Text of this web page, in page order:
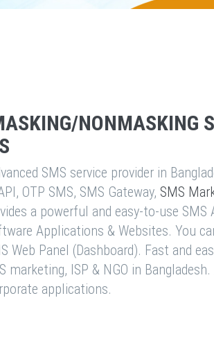
NONMASKING
SMS service provider in
OTP SMS, SMS Gateway, SMS
a powerful and easy-to-use SMS
Applications & Websites. You
Web Panel (Dashboard). Fast and
marketing, ISP & NGO in Bangladesh.
applications.